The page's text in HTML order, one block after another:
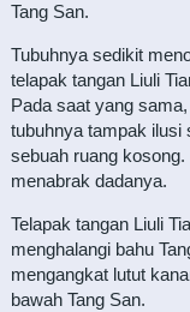
Tang San.
Tubuhnya sedikit
telapak tangan Liuli
Pada saat yang
tubuhnya tampak ilusi
sebuah ruang
menabrak dadanya.
Telapak tangan Liuli
menghalangi bahu
mengangkat lutut
bawah Tang San.